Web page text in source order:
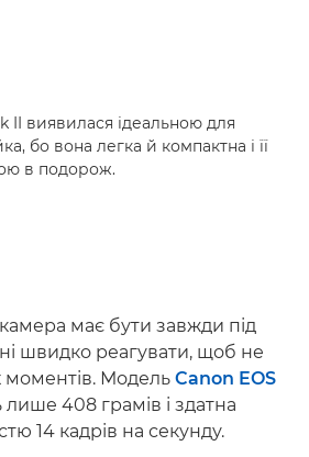
II виявилася ідеальною для
бо вона легка й компактна і її
в подорож.
має бути завжди під
швидко реагувати, щоб не
моментів. Модель Canon EOS
лише 408 грамів і здатна
14 кадрів на секунду.